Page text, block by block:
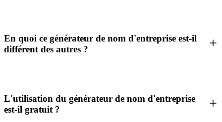
En quoi ce générateur de nom d'entreprise est-il
différent des autres ?
L'utilisation du générateur de nom d'entreprise
est-il gratuit ?